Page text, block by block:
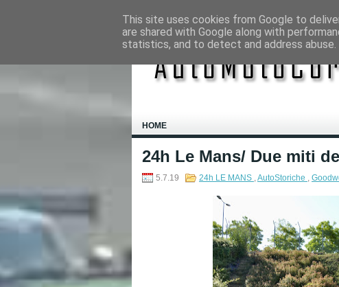
HOME
24h Le Mans/ Due miti
5.7.19 24h LE MANS ,AutoStoriche ,
This site uses cookies from Google to
are shared with Google along with
statistics, and to detect and address abuse.